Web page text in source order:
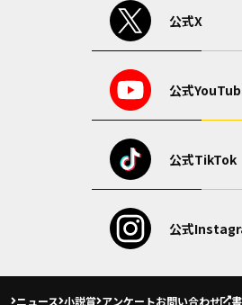
公式X
公式
公式TikTok
公式
ニュース 小説賞 アンケートお問い合わせ